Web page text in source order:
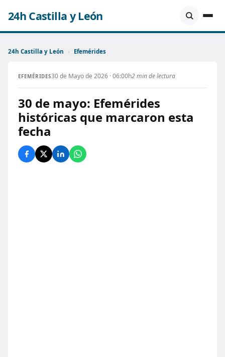
24h Castilla y León
24h Castilla y León › Efemérides
EFEMÉRIDES30 de Mayo de 2026 · 06:00h2 min de lectura
30 de mayo: Efemérides
históricas que marcaron esta
fecha